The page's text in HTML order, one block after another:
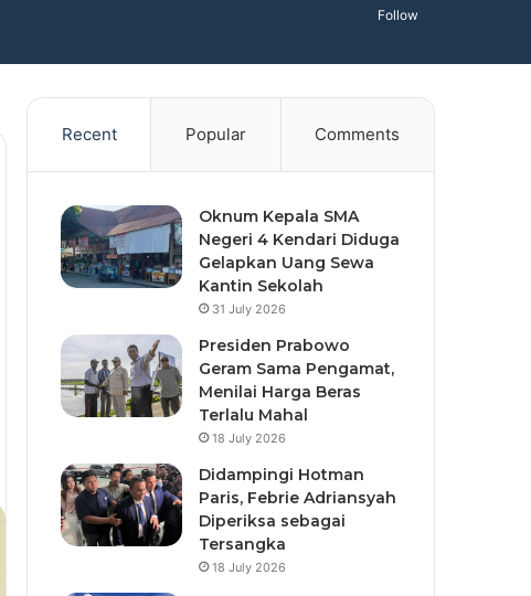
Follow
Recent Popular Comments
Oknum Kepala SMA
Negeri 4 Kendari Diduga
Gelapkan Uang Sewa
Kantin Sekolah
31 July 2026
Presiden Prabowo
Geram Sama Pengamat,
Menilai Harga Beras
Terlalu Mahal
18 July 2026
Didampingi Hotman
Paris, Febrie Adriansyah
Diperiksa sebagai
Tersangka
18 July 2026